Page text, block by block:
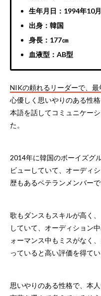
生年月日：1994年10
出身：韓国
身長：177㎝
血液型：AB型
NIKの頼れるリーダーで、最
心優しく思いやりのある性
本語を話してコミュニケー
た。
2014年に韓国のボーイズグ
ビューしていて、オーディ
歴もあるベテランメンバーで
歌もダンスもスキルが高く
していて、オーディション
ォーマンス中もミスがなく
っていると高い評価を得てい
思いやりのある性格で、本